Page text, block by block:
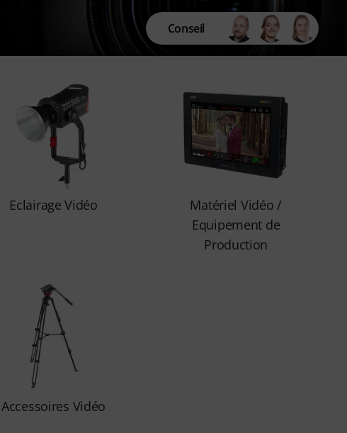
Conseil
Eclairage Vidéo
Matériel Vidéo /
Equipement de
Production
Accessoires Vidéo